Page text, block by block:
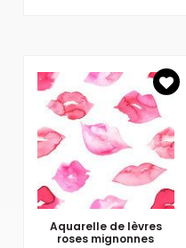
Aquarelle de lèvres
roses mignonnes